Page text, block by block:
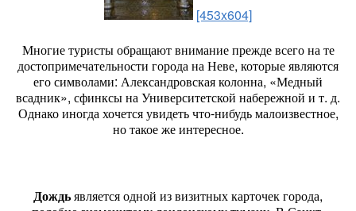
[453x604]
Многие туристы обращают внимание прежде всего на те
достопримечательности города на Неве, которые являются
его символами: Александровская колонна, «Медный
всадник», сфинксы на Университетской набережной и т. д.
Однако иногда хочется увидеть что-нибудь малоизвестное,
но такое же интересное.
Дождьявляется одной из визитных карточек города,